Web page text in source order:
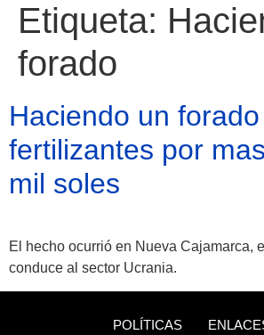
Atractivos
Moyobamba, está
Etiqueta:
forado
Haciendo un
fertilizantes por
mil soles
El hecho ocurrió en Nueva Cajamarca,
conduce al sector Ucrania.
POLÍTICAS